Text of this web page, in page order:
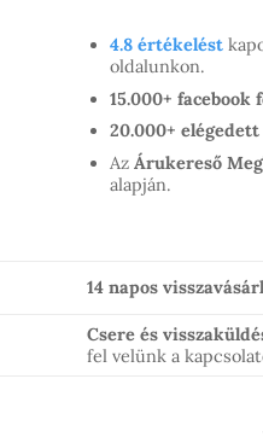
4.8 értékelést
oldalunkon.
15.000+ facebook
20.000+
Az Árukereső
alapján.
14 napos
Csere és
fel velünk a